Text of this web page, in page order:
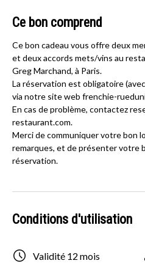
Ce bon comprend
Ce bon cadeau vous offre deux
et deux accords mets/vins au
Greg Marchand, à Paris.
La réservation est obligatoire
via notre site web frenchie-
En cas de problème, contactez
restaurant.com.
Merci de communiquer votre bon
remarques, et de présenter votre
réservation.
Conditions d'utilisation
Validité 12 mois